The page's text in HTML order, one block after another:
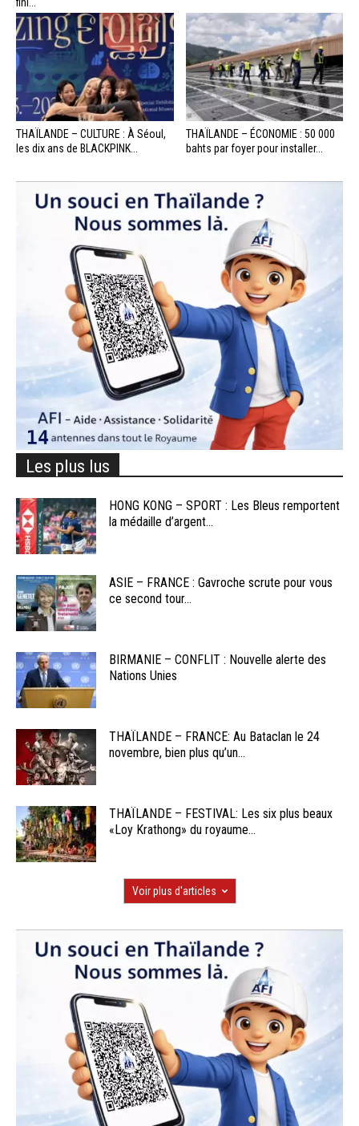
THAÏLANDE – CULTURE : À Séoul,
les dix ans de BLACKPINK...
THAÏLANDE – ÉCONOMIE : 50 000
bahts par foyer pour installer...
Les plus lus
HONG KONG – SPORT : Les Bleus remportent
la médaille d’argent...
ASIE – FRANCE : Gavroche scrute pour vous
ce second tour...
BIRMANIE – CONFLIT : Nouvelle alerte des
Nations Unies
THAÏLANDE – FRANCE: Au Bataclan le 24
novembre, bien plus qu’un...
THAÏLANDE – FESTIVAL: Les six plus beaux
«Loy Krathong» du royaume...
Voir plus d'articles